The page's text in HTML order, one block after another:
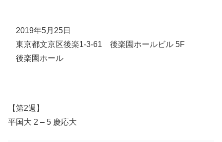
2019年5月25日
東京都文京区後楽1-3-61 後楽園ホールビル 5F
後楽園ホール
【第2週】
平国大 2 – 5 慶応大